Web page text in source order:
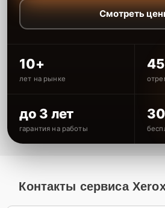
Смотреть
10+
лет на рынке
до 3 лет
гарантия на работы
Контакты сервиса